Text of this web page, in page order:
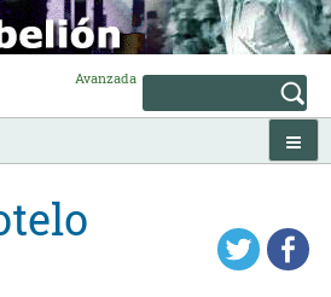
Avanzada